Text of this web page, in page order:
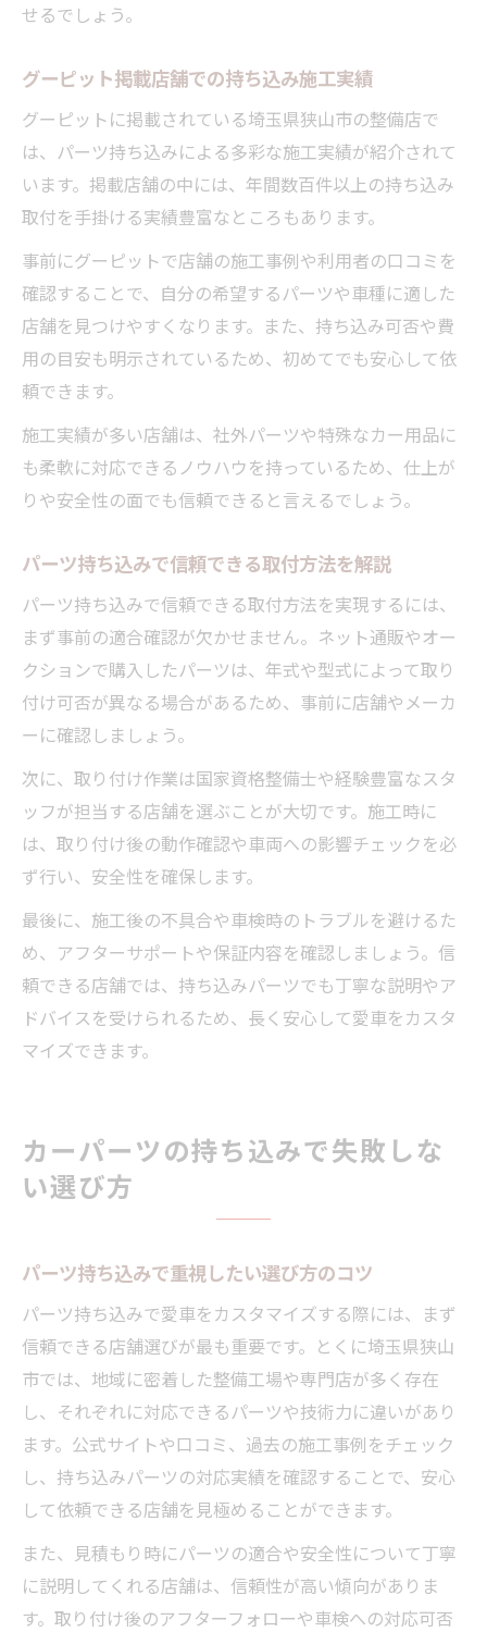
せるでしょう。
グーピット掲載店舗での持ち込み施工実績
グーピットに掲載されている埼玉県狭山市の整備店で
は、パーツ持ち込みによる多彩な施工実績が紹介されて
います。掲載店舗の中には、年間数百件以上の持ち込み
取付を手掛ける実績豊富なところもあります。
事前にグーピットで店舗の施工事例や利用者の口コミを
確認することで、自分の希望するパーツや車種に適した
店舗を見つけやすくなります。また、持ち込み可否や費
用の目安も明示されているため、初めてでも安心して依
頼できます。
施工実績が多い店舗は、社外パーツや特殊なカー用品に
も柔軟に対応できるノウハウを持っているため、仕上が
りや安全性の面でも信頼できると言えるでしょう。
パーツ持ち込みで信頼できる取付方法を解説
パーツ持ち込みで信頼できる取付方法を実現するには、
まず事前の適合確認が欠かせません。ネット通販やオー
クションで購入したパーツは、年式や型式によって取り
付け可否が異なる場合があるため、事前に店舗やメーカ
ーに確認しましょう。
次に、取り付け作業は国家資格整備士や経験豊富なスタ
ッフが担当する店舗を選ぶことが大切です。施工時に
は、取り付け後の動作確認や車両への影響チェックを必
ず行い、安全性を確保します。
最後に、施工後の不具合や車検時のトラブルを避けるた
め、アフターサポートや保証内容を確認しましょう。信
頼できる店舗では、持ち込みパーツでも丁寧な説明やア
ドバイスを受けられるため、長く安心して愛車をカスタ
マイズできます。
カーパーツの持ち込みで失敗しな
い選び方
パーツ持ち込みで重視したい選び方のコツ
パーツ持ち込みで愛車をカスタマイズする際には、まず
信頼できる店舗選びが最も重要です。とくに埼玉県狭山
市では、地域に密着した整備工場や専門店が多く存在
し、それぞれに対応できるパーツや技術力に違いがあり
ます。公式サイトや口コミ、過去の施工事例をチェック
し、持ち込みパーツの対応実績を確認することで、安心
して依頼できる店舗を見極めることができます。
また、見積もり時にパーツの適合や安全性について丁寧
に説明してくれる店舗は、信頼性が高い傾向がありま
す。取り付け後のアフターフォローや車検への対応可否